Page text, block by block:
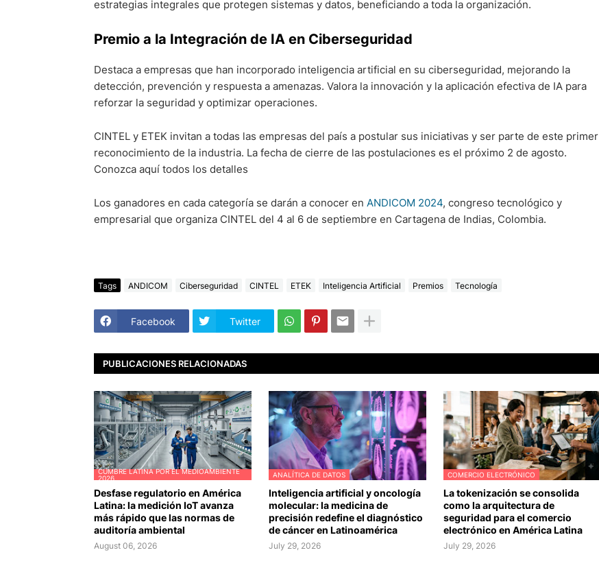
estrategias integrales que protegen sistemas y datos, beneficiando a toda la organización.
Premio a la Integración de IA en Ciberseguridad
Destaca a empresas que han incorporado inteligencia artificial en su ciberseguridad, mejorando la
detección, prevención y respuesta a amenazas. Valora la innovación y la aplicación efectiva de IA para
reforzar la seguridad y optimizar operaciones.
CINTEL y ETEK invitan a todas las empresas del país a postular sus iniciativas y ser parte de este primer
reconocimiento de la industria. La fecha de cierre de las postulaciones es el próximo 2 de agosto.
Conozca aquí todos los detalles
Los ganadores en cada categoría se darán a conocer en ANDICOM 2024, congreso tecnológico y
empresarial que organiza CINTEL del 4 al 6 de septiembre en Cartagena de Indias, Colombia.
Tags ANDICOM Ciberseguridad CINTEL ETEK Inteligencia Artificial Premios Tecnología
Facebook Twitter
PUBLICACIONES RELACIONADAS
CUMBRE LATINA POR EL MEDIOAMBIENTE
2026
Desfase regulatorio en América
Latina: la medición IoT avanza
más rápido que las normas de
auditoría ambiental
August 06, 2026
ANALÍTICA DE DATOS
Inteligencia artificial y oncología
molecular: la medicina de
precisión redefine el diagnóstico
de cáncer en Latinoamérica
July 29, 2026
COMERCIO ELECTRÓNICO
La tokenización se consolida
como la arquitectura de
seguridad para el comercio
electrónico en América Latina
July 29, 2026